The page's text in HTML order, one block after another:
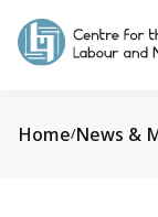
Home/News &